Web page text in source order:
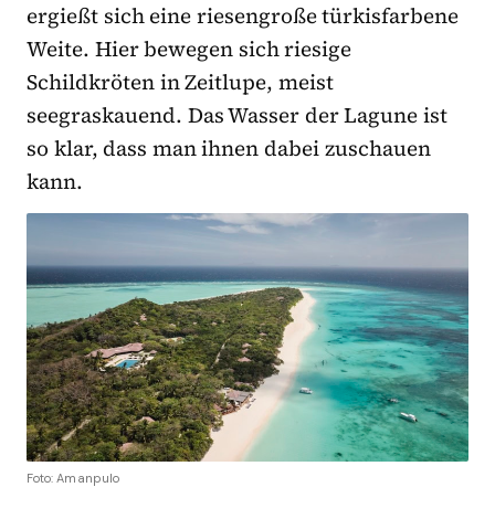
ergießt sich eine riesengroße türkisfarbene
Weite. Hier bewegen sich riesige
Schildkröten in Zeitlupe, meist
seegraskauend. Das Wasser der Lagune ist
so klar, dass man ihnen dabei zuschauen
kann.
Foto: Amanpulo